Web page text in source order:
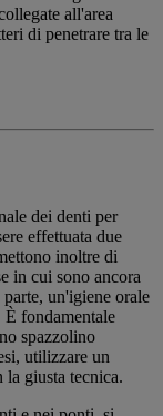
all'area
di penetrare tra le
dei denti per
effettuata due
inoltre di
in cui sono ancora
un'igiene orale
È fondamentale
spazzolino
utilizzare un
giusta tecnica.